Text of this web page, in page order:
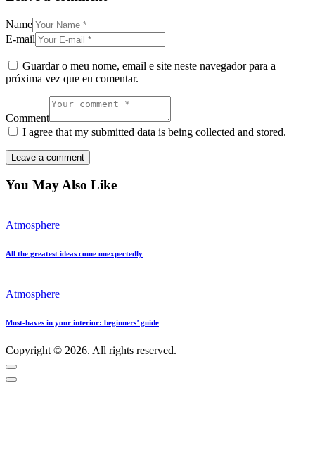
Name
E-mail
Guardar o meu nome, email e site neste navegador para a
próxima vez que eu comentar.
Comment
I agree that my submitted data is being collected and stored.
You May Also Like
Atmosphere
All the greatest ideas come unexpectedly
Atmosphere
Must-haves in your interior: beginners’ guide
Copyright © 2026. All rights reserved.